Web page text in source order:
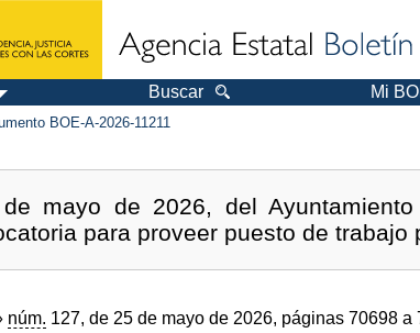
Buscar Mi
BOE-A-2026-11211
mayo de 2026, del
para proveer puesto de trabajo
núm. 127, de 25 de mayo de 2026, páginas 70698 a